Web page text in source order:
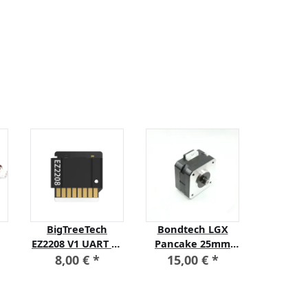
BigTreeTech
EZ2208 V1 UART EZ
Stepper Treiber
8,00 € *
Bondtech LGX
Pancake 25mm
Schrittmotor 0.9°
15,00 € *